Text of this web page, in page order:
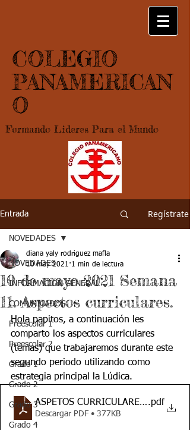
COLEGIO
PANAMERICAN
O
Formando Lideres Para el Mundo
Entrada Regístrate
NOVEDADES
INFORMACIÓN GENERAL
COMUNICADOS
Preescolar 1
Preescolar 2
Grado 1
Grado 2
Grado 3
Grado 4
NOVEDADES
10 de mayo 2021 Semana
11. Aspectos curriculares.
diana yaly rodriguez mafla
10 may 2021 1 min de lectura
Hola papitos, a continuación les
comparto los aspectos curriculares
(temas) que trabajaremos durante este
segundo periodo utilizando como
estrategia principal la Lúdica.
ASPETOS CURRICULARES.pdf
Descargar PDF • 377KB